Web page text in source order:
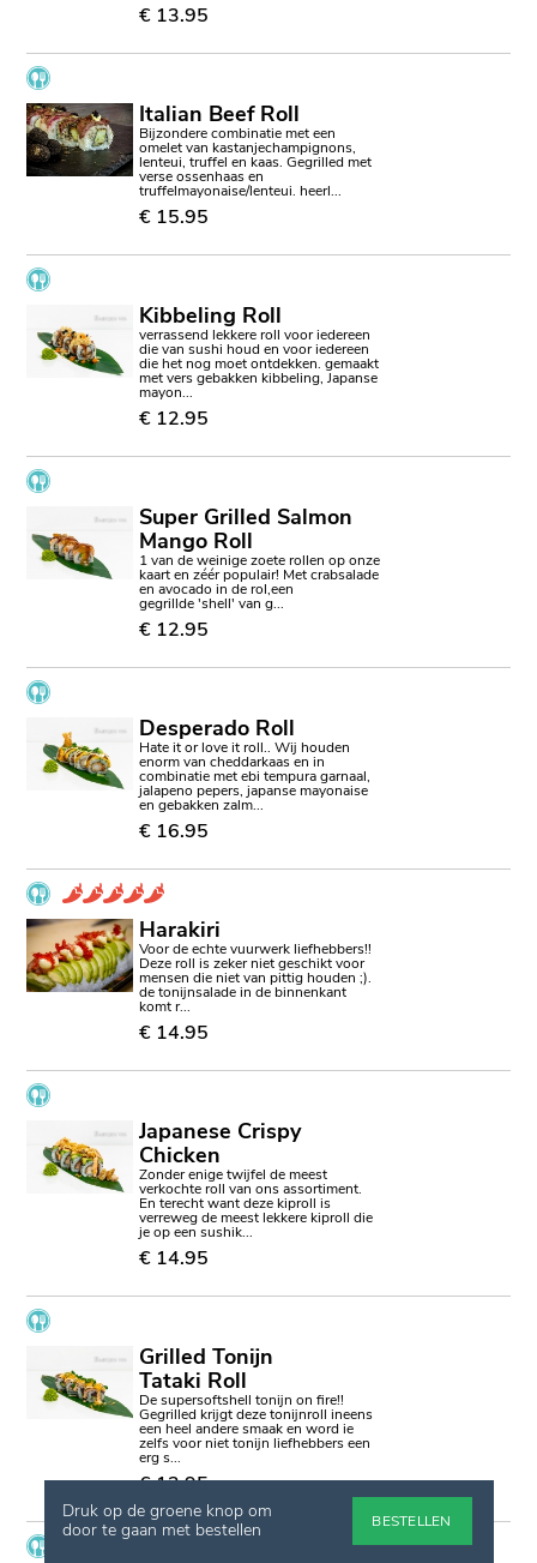
€ 13.95
Italian Beef Roll
Bijzondere combinatie met een
omelet van kastanjechampignons,
lenteui, truffel en kaas. Gegrilled met
verse ossenhaas en
truffelmayonaise/lenteui. heerl...
€ 15.95
Kibbeling Roll
verrassend lekkere roll voor iedereen
die van sushi houd en voor iedereen
die het nog moet ontdekken. gemaakt
met vers gebakken kibbeling, Japanse
mayon...
€ 12.95
Super Grilled Salmon
Mango Roll
1 van de weinige zoete rollen op onze
kaart en zéér populair! Met crabsalade
en avocado in de rol,een
gegrillde 'shell' van g...
€ 12.95
Desperado Roll
Hate it or love it roll.. Wij houden
enorm van cheddarkaas en in
combinatie met ebi tempura garnaal,
jalapeno pepers, japanse mayonaise
en gebakken zalm...
€ 16.95
Harakiri
Voor de echte vuurwerk liefhebbers!!
Deze roll is zeker niet geschikt voor
mensen die niet van pittig houden ;).
de tonijnsalade in de binnenkant
komt r...
€ 14.95
Japanese Crispy
Chicken
Zonder enige twijfel de meest
verkochte roll van ons assortiment.
En terecht want deze kiproll is
verreweg de meest lekkere kiproll die
je op een sushik...
€ 14.95
Grilled Tonijn
Tataki Roll
De supersoftshell tonijn on fire!!
Gegrilled krijgt deze tonijnroll ineens
een heel andere smaak en word ie
zelfs voor niet tonijn liefhebbers een
erg s...
€ 13.95
Druk op de groene knop om
door te gaan met bestellen
BESTELLEN